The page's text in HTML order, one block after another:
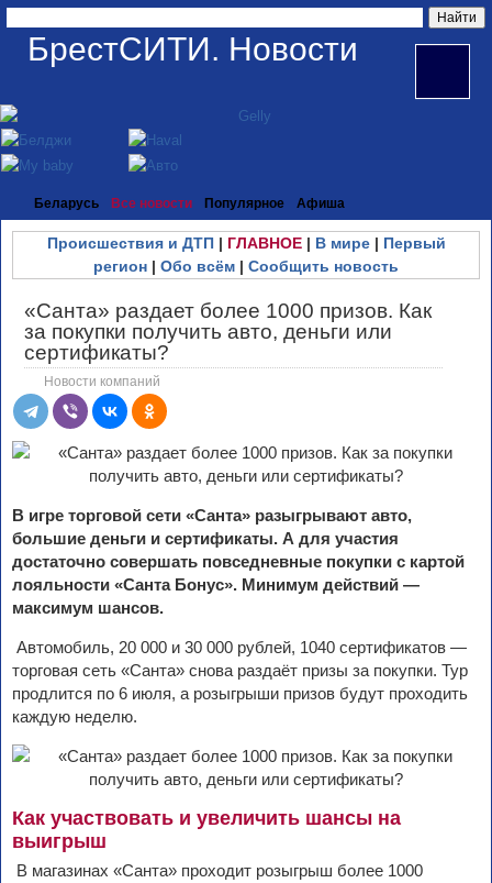
БрестСИТИ. Новости
Беларусь Все новости Популярное Афиша
Происшествия и ДТП| ГЛАВНОЕ| В мире| Первый
регион | Обо всём | Сообщить новость
«Санта» раздает более 1000 призов. Как
за покупки получить авто, деньги или
сертификаты?
Новости компаний
В игре торговой сети «Санта» разыгрывают авто,
большие деньги и сертификаты. А для участия
достаточно совершать повседневные покупки с картой
лояльности «Санта Бонус». Минимум действий —
максимум шансов.
Автомобиль, 20 000 и 30 000 рублей, 1040 сертификатов —
торговая сеть «Санта» снова раздаёт призы за покупки. Тур
продлится по 6 июля, а розыгрыши призов будут проходить
каждую неделю.
Как участвовать и увеличить шансы на
выигрыш
В магазинах «Санта» проходит розыгрыш более 1000